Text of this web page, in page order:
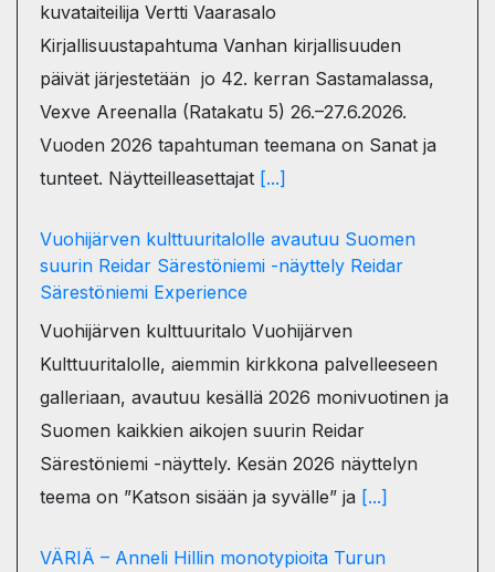
kuvataiteilija Vertti Vaarasalo
Kirjallisuustapahtuma Vanhan kirjallisuuden
päivät järjestetään jo 42. kerran Sastamalassa,
Vexve Areenalla (Ratakatu 5) 26.–27.6.2026.
Vuoden 2026 tapahtuman teemana on Sanat ja
tunteet. Näytteilleasettajat [...]
Vuohijärven kulttuuritalolle avautuu Suomen
suurin Reidar Särestöniemi -näyttely Reidar
Särestöniemi Experience
Vuohijärven kulttuuritalo Vuohijärven
Kulttuuritalolle, aiemmin kirkkona palvelleeseen
galleriaan, avautuu kesällä 2026 monivuotinen ja
Suomen kaikkien aikojen suurin Reidar
Särestöniemi -näyttely. Kesän 2026 näyttelyn
teema on ”Katson sisään ja syvälle” ja [...]
VÄRIÄ – Anneli Hillin monotypioita Turun